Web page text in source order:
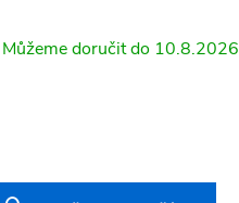
10.8.2026